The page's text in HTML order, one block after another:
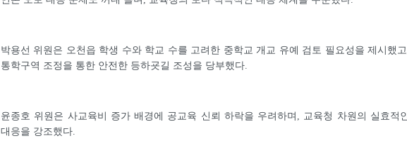
박용선 위원은 오천읍 학생 수와 학교 수를 고려한 중학교 개교 유예 검토 필요성을 제시했
통학구역 조정을 통한 안전한 등하굣길 조성을 당부했다.
윤종호 위원은 사교육비 증가 배경에 공교육 신뢰 하락을 우려하며, 교육청 차원의 실효적
대응을 강조했다.